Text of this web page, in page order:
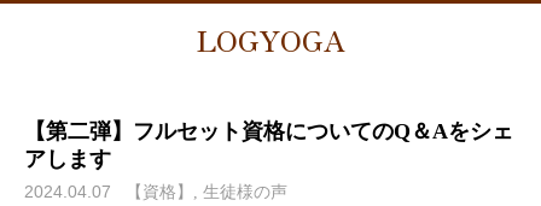
LOGYOGA
【第二弾】フルセット資格についてのQ＆Aをシェ
アします
2024.04.07 【資格】 生徒様の声